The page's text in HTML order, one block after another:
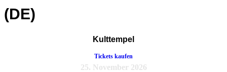
(DE)
Kulttempel
Tickets kaufen
25. November 2026